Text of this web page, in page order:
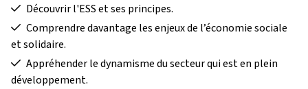
Découvrir l'ESS et ses principes.
Comprendre davantage les enjeux de l’économie sociale
et solidaire.
Appréhender le dynamisme du secteur qui est en plein
développement.